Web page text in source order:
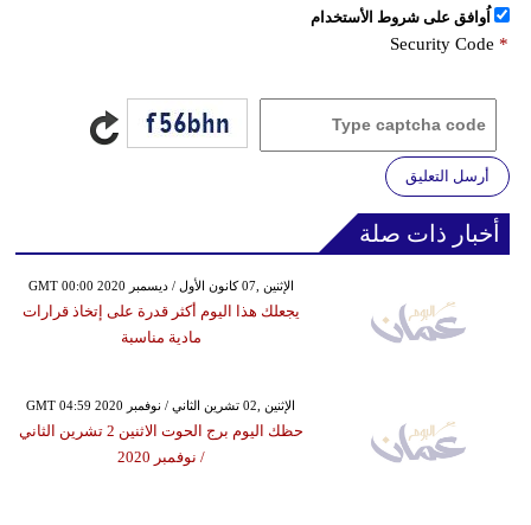
اُوافق على شروط الأستخدام
Security Code *
أرسل التعليق
أخبار ذات صلة
GMT 00:00 2020 الإثنين ,07 كانون الأول / ديسمبر
يجعلك هذا اليوم أكثر قدرة على إتخاذ قرارات
مادية مناسبة
GMT 04:59 2020 الإثنين ,02 تشرين الثاني / نوفمبر
حظك اليوم برج الحوت الاثنين 2 تشرين الثاني
/ نوفمبر 2020